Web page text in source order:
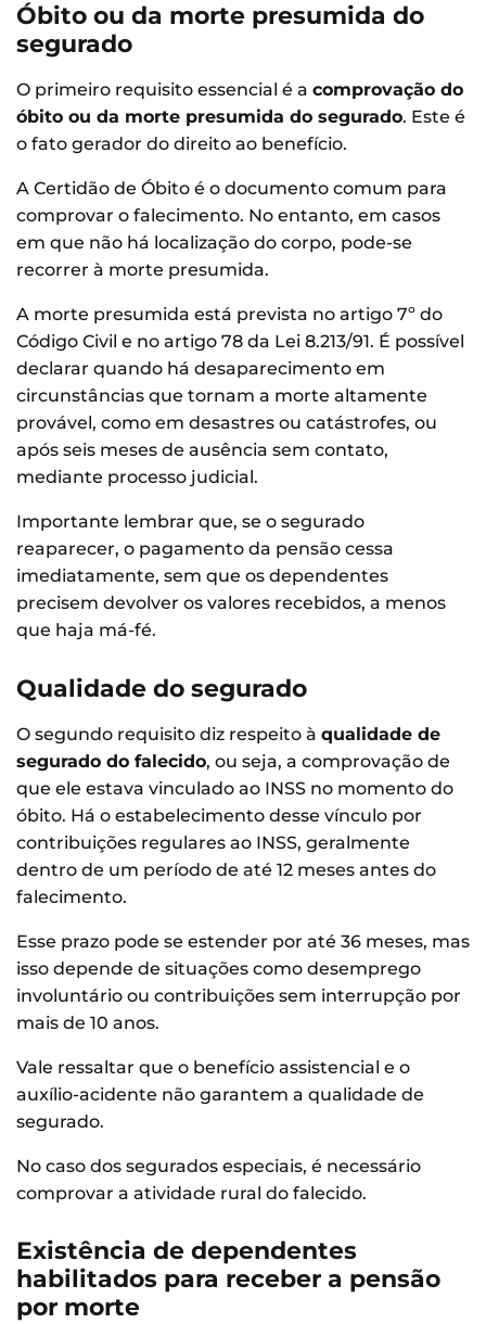
Óbito ou da morte presumida do
segurado
O primeiro requisito essencial é a comprovação do
óbito ou da morte presumida do segurado. Este é
o fato gerador do direito ao benefício.
A Certidão de Óbito é o documento comum para
comprovar o falecimento. No entanto, em casos
em que não há localização do corpo, pode-se
recorrer à morte presumida.
A morte presumida está prevista no artigo 7º do
Código Civil e no artigo 78 da Lei 8.213/91. É possível
declarar quando há desaparecimento em
circunstâncias que tornam a morte altamente
provável, como em desastres ou catástrofes, ou
após seis meses de ausência sem contato,
mediante processo judicial.
Importante lembrar que, se o segurado
reaparecer, o pagamento da pensão cessa
imediatamente, sem que os dependentes
precisem devolver os valores recebidos, a menos
que haja má-fé.
Qualidade do segurado
O segundo requisito diz respeito à qualidade de
segurado do falecido, ou seja, a comprovação de
que ele estava vinculado ao INSS no momento do
óbito. Há o estabelecimento desse vínculo por
contribuições regulares ao INSS, geralmente
dentro de um período de até 12 meses antes do
falecimento.
Esse prazo pode se estender por até 36 meses, mas
isso depende de situações como desemprego
involuntário ou contribuições sem interrupção por
mais de 10 anos.
Vale ressaltar que o benefício assistencial e o
auxílio-acidente não garantem a qualidade de
segurado.
No caso dos segurados especiais, é necessário
comprovar a atividade rural do falecido.
Existência de dependentes
habilitados para receber a pensão
por morte